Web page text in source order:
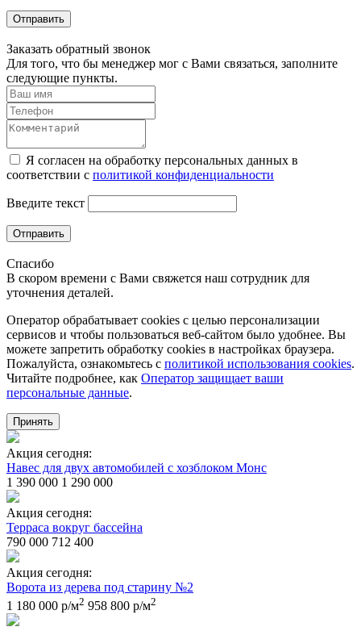
Отправить
Заказать обратный звонок
Для того, что бы менеджер мог с Вами связаться, заполните
следующие пункты.
Я согласен на обработку персональных данных в
соответствии с политикой конфиденциальности
Введите текст
Отправить
Спасибо
В скором времени с Вами свяжется наш сотрудник для
уточнения деталей.
Оператор обрабатывает cookies с целью персонализации
сервисов и чтобы пользоваться веб-сайтом было удобнее. Вы
можете запретить обработку сookies в настройках браузера.
Пожалуйста, ознакомьтесь с политикой использования cookies.
Читайте подробнее, как Оператор защищает ваши
персональные данные.
Принять
Акция сегодня:
Навес для двух автомобилей с хозблоком Монс
1 390 000 1 290 000
Акция сегодня:
Терраса вокруг бассейна
790 000 712 400
Акция сегодня:
Ворота из дерева под старину №2
1 180 000 р/м2 958 800 р/м2